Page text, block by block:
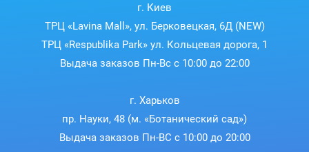
Сдержанный дизайн и комфорт
в ношении
Корпус браслета выполнен из алюминиевого сплава с
которое не скользит влажными руками. Быстросъемное
крепление позволяет легко менять ремешки, адаптируя
обеспечивает комфорт даже во время активных
г. Киев
ТРЦ «Lavina Mall», ул. Берковецкая, 6Д (NEW)
ТРЦ «Respublika Park» ул. Кольцевая дорога, 1
Выдача заказов Пн-Вс с 10:00 до 22:00
г. Харьков
пр. Науки, 48 (м. «Ботанический сад»)
Выдача заказов Пн-ВС с 10:00 до 20:00